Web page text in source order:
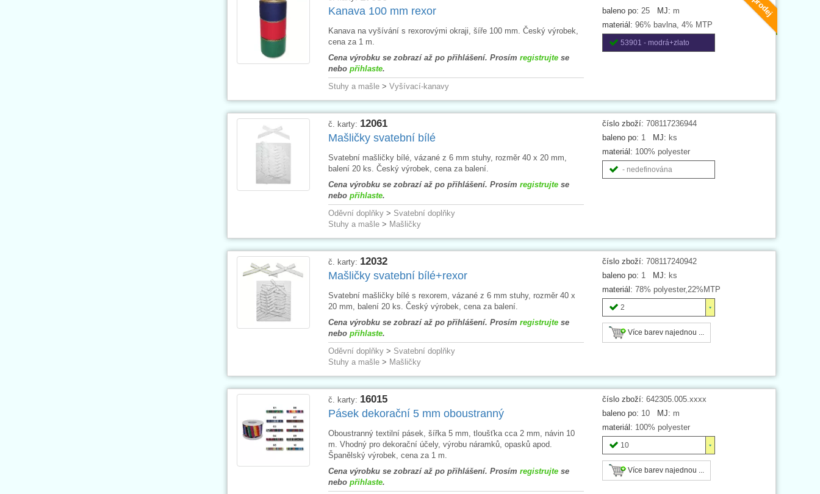
baleno po: 25 MJ: m
materiál: 96% bavlna, 4% MTP
53901 - modrá+zlato
Kanava 100 mm rexor
Kanava na vyšívání s rexorovými okraji, šíře 100 mm. Český výrobek,
cena za 1 m.
Cena výrobku se zobrazí až po přihlášení. Prosím registrujtese
nebo přihlaste.
Stuhy a mašle> Vyšívací-kanavy
číslo zboží: 708117236944
baleno po: 1 MJ: ks
materiál: 100% polyester
- nedefinována
č. karty: 12061
Mašličky svatební bílé
Svatební mašličky bílé, vázané z 6 mm stuhy, rozměr 40 x 20 mm,
balení 20 ks. Český výrobek, cena za balení.
Cena výrobku se zobrazí až po přihlášení. Prosím registrujtese
nebo přihlaste.
Oděvní doplňky> Svatební doplňky
Stuhy a mašle> Mašličky
číslo zboží: 708117240942
baleno po: 1 MJ: ks
materiál: 78% polyester,22%MTP
2
Více barev najednou ...
č. karty: 12032
Mašličky svatební bílé+rexor
Svatební mašličky bílé s rexorem, vázané z 6 mm stuhy, rozměr 40 x
20 mm, balení 20 ks. Český výrobek, cena za balení.
Cena výrobku se zobrazí až po přihlášení. Prosím registrujtese
nebo přihlaste.
Oděvní doplňky> Svatební doplňky
Stuhy a mašle> Mašličky
číslo zboží: 642305.005.xxxx
baleno po: 10 MJ: m
materiál: 100% polyester
10
Více barev najednou ...
č. karty: 16015
Pásek dekorační 5 mm oboustranný
Oboustranný textilní pásek, šířka 5 mm, tloušťka cca 2 mm, návin 10
m. Vhodný pro dekorační účely, výrobu náramků, opasků apod.
Španělský výrobek, cena za 1 m.
Cena výrobku se zobrazí až po přihlášení. Prosím registrujtese
nebo přihlaste.